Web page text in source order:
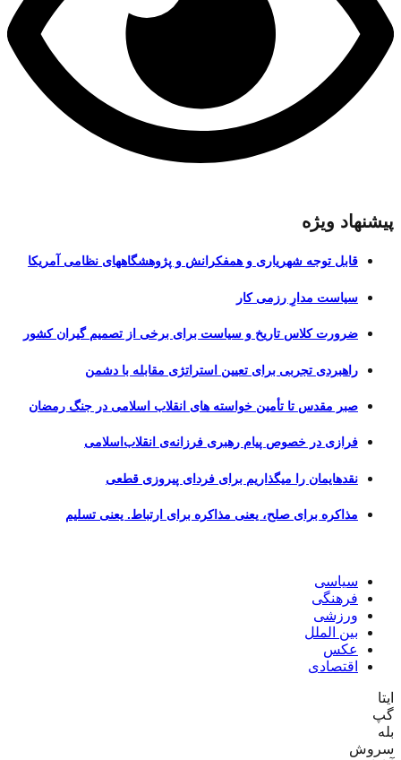
پیشنهاد ویژه
قابل توجه شهریاری و همفکرانش و پژوهشگاههای نظامی آمریکا
سیاست مدارِ رزمی کار
ضرورت کلاس تاریخ و سیاست برای برخی از تصمیم گیران کشور
راهبردی تجربی برای تعیین استراتژی مقابله با دشمن
صبر مقدس تا تأمین خواسته های انقلاب اسلامی در جنگ رمضان
فرازی در خصوص پیام رهبری فرزانه‌ی انقلاب‌اسلامی
نقدهایمان را میگذاریم برای فردای پیروزی قطعی
مذاکره برای صلح، یعنی مذاکره برای ارتباط. یعنی تسلیم
سیاسی
فرهنگی
ورزشی
بین الملل
عکس
اقتصادی
ایتا
گپ
بله
سروش